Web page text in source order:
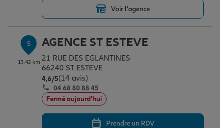
Voir l'agence
5
13.42 km
AGENCE ST ESTEVE
21 RUE DES EGLANTINES
66240 ST ESTEVE
4,6/5Note de 4.6 sur 5
(14 avis)
04 68 80 88 45
Fermé aujourd'hui
Prendre un RDV